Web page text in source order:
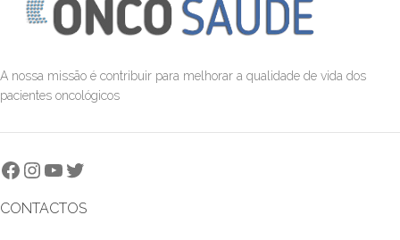
A nossa missão é contribuir para melhorar a qualidade de vida dos
pacientes oncológicos
CONTACTOS